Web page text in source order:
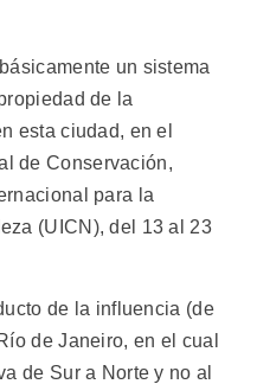
un sistema
de la
esta ciudad, en el
de Conservación,
para la
(UICN), del 13 al 23
de la influencia (de
de Janeiro, en el cual
de Sur a Norte y no al